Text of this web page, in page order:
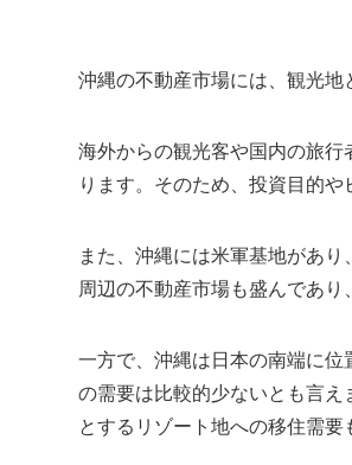
沖縄の不動産市場には、観光地
海外からの観光客や国内の旅
ります。そのため、投資目的
また、沖縄には米軍基地があ
周辺の不動産市場も盛んであり
一方で、沖縄は日本の南端に
の需要は比較的少ないとも言
とするリゾート地への移住需要